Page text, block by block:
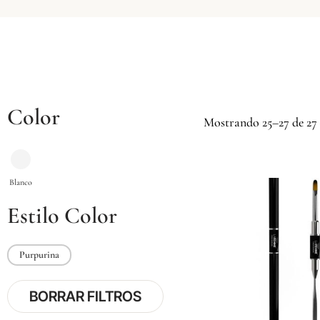
Color
Estilo Color
Purpurina
BORRAR FILTROS
Mostrando 25–27 de